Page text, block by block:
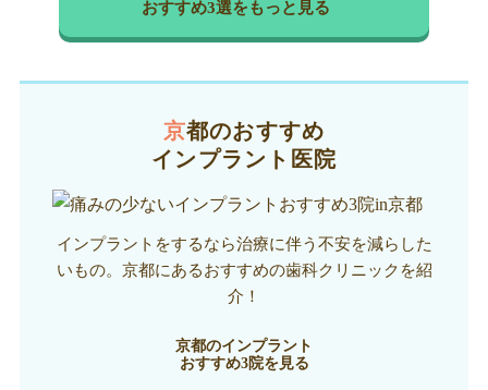
おすすめ3選をもっと見る
京都のおすすめ
インプラント医院
インプラントをするなら治療に伴う不安を減らした
いもの。京都にあるおすすめの歯科クリニックを紹
介！
京都のインプラント
おすすめ3院を見る